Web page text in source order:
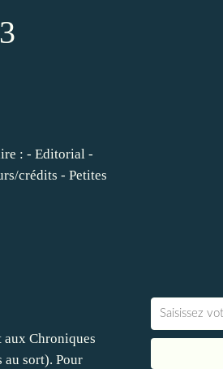
: - Editorial -
crédits - Petites
aux Chroniques
au sort). Pour